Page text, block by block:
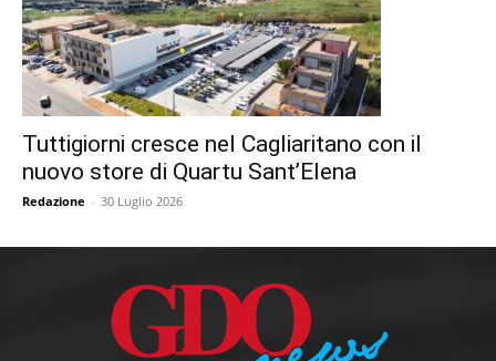
Tuttigiorni cresce nel Cagliaritano con il
nuovo store di Quartu Sant’Elena
Redazione - 30 Luglio 2026